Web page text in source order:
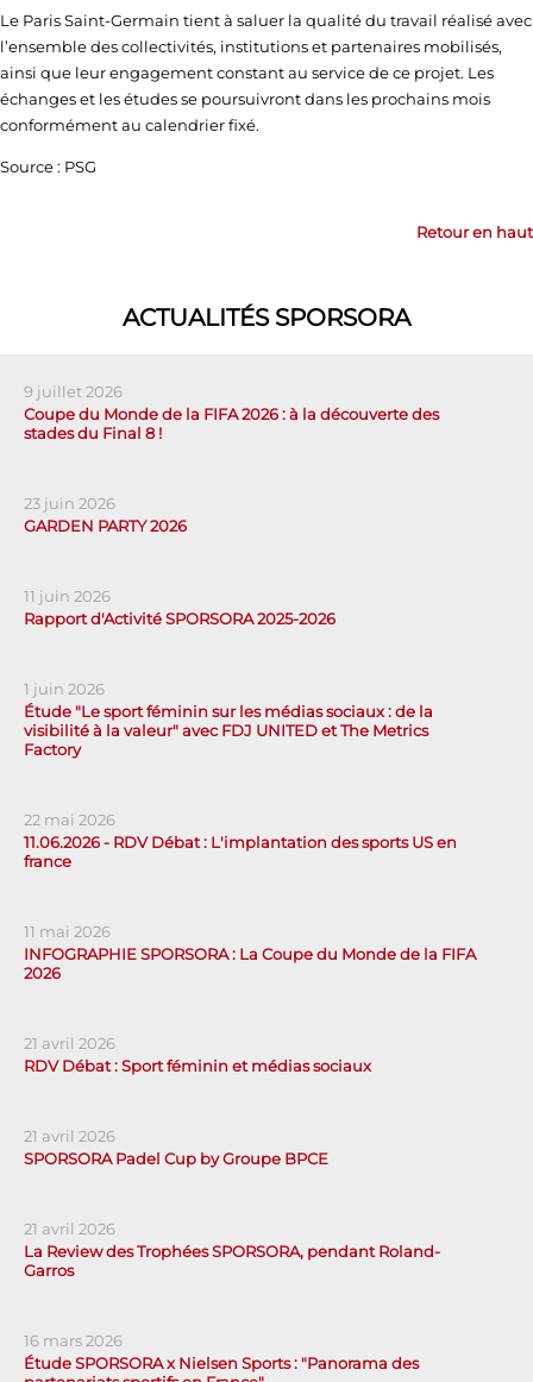
Le Paris Saint-Germain tient à saluer la qualité du travail réalisé avec
l’ensemble des collectivités, institutions et partenaires mobilisés,
ainsi que leur engagement constant au service de ce projet. Les
échanges et les études se poursuivront dans les prochains mois
conformément au calendrier fixé.
Source : PSG
Retour en haut
ACTUALITÉS SPORSORA
9 juillet 2026
Coupe du Monde de la FIFA 2026 : à la découverte des
stades du Final 8 !
23 juin 2026
GARDEN PARTY 2026
11 juin 2026
Rapport d'Activité SPORSORA 2025-2026
1 juin 2026
Étude "Le sport féminin sur les médias sociaux : de la
visibilité à la valeur" avec FDJ UNITED et The Metrics
Factory
22 mai 2026
11.06.2026 - RDV Débat : L'implantation des sports US en
france
11 mai 2026
INFOGRAPHIE SPORSORA : La Coupe du Monde de la FIFA
2026
21 avril 2026
RDV Débat : Sport féminin et médias sociaux
21 avril 2026
SPORSORA Padel Cup by Groupe BPCE
21 avril 2026
La Review des Trophées SPORSORA, pendant Roland-
Garros
16 mars 2026
Étude SPORSORA x Nielsen Sports : "Panorama des